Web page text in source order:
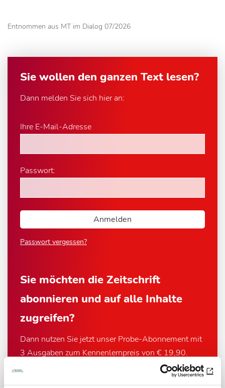
Entnommen aus MT im Dialog 07/2026
Sie wollen den ganzen Text lesen?
Dann melden Sie sich hier an:
Ihre E-Mail-Adresse
Passwort:
Passwort vergessen?
Sie möchten die Zeitschrift
abonnieren und auf alle Inhalte
zugreifen?
Dann nutzen Sie jetzt unser Probe-Abonnement mit
3 Ausgaben zum Kennenlernpreis von € 19,90.